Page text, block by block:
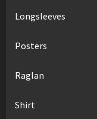
Longsleeves
Posters
Raglan
Shirt